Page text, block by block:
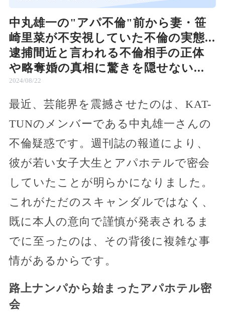
中丸雄一の"アパ不倫"前から妻・笹
崎里菜が不安視していた不倫の実態...
逮捕間近と言われる不倫相手の正体
や略奪婚の真相に驚きを隠せない...
2024/08/22
最近、芸能界を震撼させたのは、KAT-
TUNのメンバーである中丸雄一さんの
不倫疑惑です。週刊誌の報道により、
彼が若い女子大生とアパホテルで密会
していたことが明らかになりました。
これがただのスキャンダルではなく、
既に本人の意向で謹慎が発表されるま
でに至ったのは、その背後に複雑な事
情があるからです。
路上ナンパから始まったアパホテル密
会